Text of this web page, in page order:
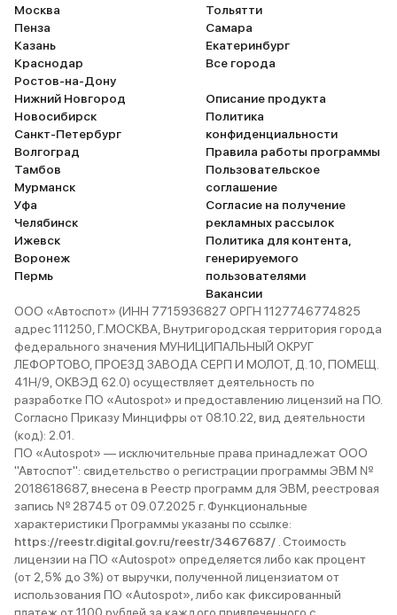
Москва
Пенза
Казань
Краснодар
Ростов-на-Дону
Нижний Новгород
Новосибирск
Санкт-Петербург
Волгоград
Тамбов
Мурманск
Уфа
Челябинск
Ижевск
Воронеж
Пермь
Тольятти
Самара
Екатеринбург
Все города
Описание продукта
Политика
конфиденциальности
Правила работы программы
Пользовательское
соглашение
Согласие на получение
рекламных рассылок
Политика для контента,
генерируемого
пользователями
Вакансии
ООО «Автоспот» (ИНН 7715936827 ОРГН 1127746774825
адрес 111250, Г.МОСКВА, Внутригородская территория города
федерального значения МУНИЦИПАЛЬНЫЙ ОКРУГ
ЛЕФОРТОВО, ПРОЕЗД ЗАВОДА СЕРП И МОЛОТ, Д. 10, ПОМЕЩ.
41Н/9, ОКВЭД 62.0) осуществляет деятельность по
разработке ПО «Autospot» и предоставлению лицензий на ПО.
Согласно Приказу Минцифры от 08.10.22, вид деятельности
(код): 2.01.
ПО «Autospot» — исключительные права принадлежат ООО
"Автоспот": свидетельство о регистрации программы ЭВМ №
2018618687, внесена в Реестр программ для ЭВМ, реестровая
запись № 28745 от 09.07.2025 г. Функциональные
характеристики Программы указаны по ссылке:
https://reestr.digital.gov.ru/reestr/3467687/ . Стоимость
лицензии на ПО «Autospot» определяется либо как процент
(от 2,5% до 3%) от выручки, полученной лицензиатом от
использования ПО «Autospot», либо как фиксированный